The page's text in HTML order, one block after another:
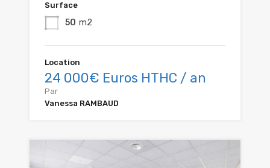
Surface
50 m2
Location
24 000€ Euros HTHC / an
Par
Vanessa RAMBAUD